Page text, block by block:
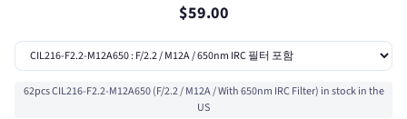
$59.00
62pcs CIL216-F2.2-M12A650 (F/2.2 / M12A / With 650nm IRC Filter) in stock in the
US